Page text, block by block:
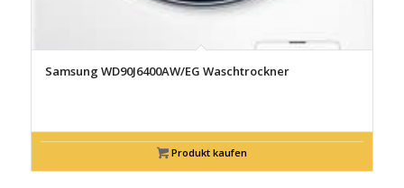
Samsung WD90J6400AW/EG Waschtrockner
Produkt kaufen